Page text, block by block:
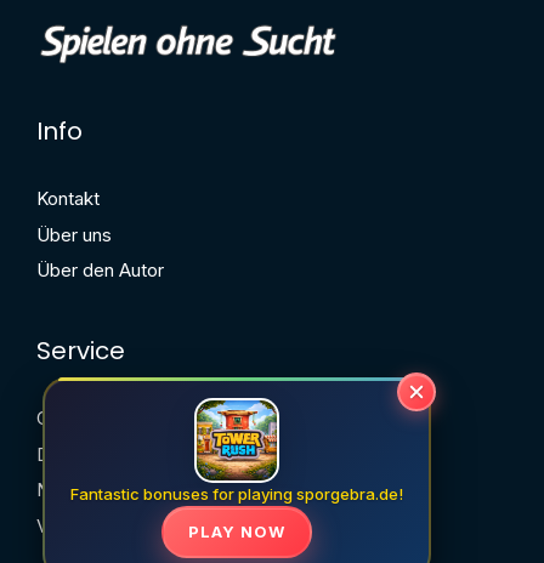
Info
Kontakt
Über uns
Über den Autor
Service
Cookie-Richtlinie
Datenschutzerklärung
Nutzungsbedingungen
Verantwortungsvolles Spielen
Fantastic bonuses for playing sporgebra.de!
PLAY NOW